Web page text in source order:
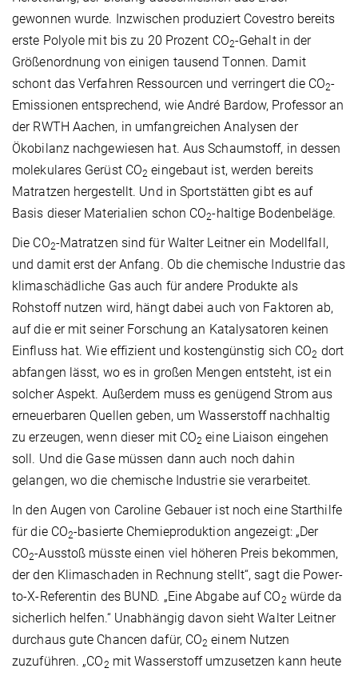
gewonnen wurde. Inzwischen produziert Covestro bereits
erste Polyole mit bis zu 20 Prozent CO2-Gehalt in der
Größenordnung von einigen tausend Tonnen. Damit
schont das Verfahren Ressourcen und verringert die CO2-
Emissionen entsprechend, wie André Bardow, Professor an
der RWTH Aachen, in umfangreichen Analysen der
Ökobilanz nachgewiesen hat. Aus Schaumstoff, in dessen
molekulares Gerüst CO2 eingebaut ist, werden bereits
Matratzen hergestellt. Und in Sportstätten gibt es auf
Basis dieser Materialien schon CO2-haltige Bodenbeläge.
Die CO2-Matratzen sind für Walter Leitner ein Modellfall,
und damit erst der Anfang. Ob die chemische Industrie das
klimaschädliche Gas auch für andere Produkte als
Rohstoff nutzen wird, hängt dabei auch von Faktoren ab,
auf die er mit seiner Forschung an Katalysatoren keinen
Einfluss hat. Wie effizient und kostengünstig sich CO2 dort
abfangen lässt, wo es in großen Mengen entsteht, ist ein
solcher Aspekt. Außerdem muss es genügend Strom aus
erneuerbaren Quellen geben, um Wasserstoff nachhaltig
zu erzeugen, wenn dieser mit CO2 eine Liaison eingehen
soll. Und die Gase müssen dann auch noch dahin
gelangen, wo die chemische Industrie sie verarbeitet.
In den Augen von Caroline Gebauer ist noch eine Starthilfe
für die CO2-basierte Chemieproduktion angezeigt: „Der
CO2-Ausstoß müsste einen viel höheren Preis bekommen,
der den Klimaschaden in Rechnung stellt“, sagt die Power-
to-X-Referentin des BUND. „Eine Abgabe auf CO2 würde da
sicherlich helfen.“ Unabhängig davon sieht Walter Leitner
durchaus gute Chancen dafür, CO2 einem Nutzen
zuzuführen. „CO2 mit Wasserstoff umzusetzen kann heute